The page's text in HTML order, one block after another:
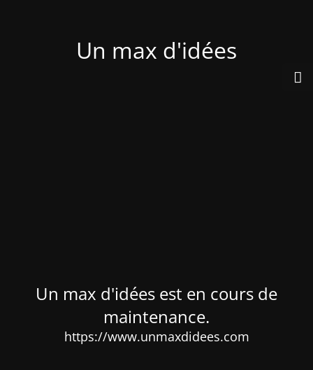
Un max d'idées
Un max d'idées est en cours de
maintenance.
https://www.unmaxdidees.com